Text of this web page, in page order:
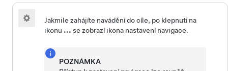
Jakmile zahájíte navádění do cíle, po klepnutí na
ikonu ... se zobrazí ikona nastavení navigace.
POZNÁMKA